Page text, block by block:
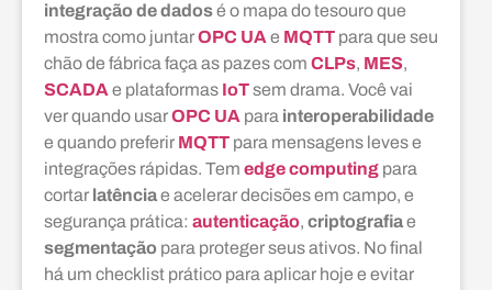
integração de dadosé o mapa do tesouro que
mostra como juntarOPC UA e MQTT para que seu
chão de fábrica faça as pazes com CLPs, MES,
SCADA e plataformas IoTsem drama. Você vai
ver quando usarOPC UA para interoperabilidade
e quando preferir MQTT para mensagens leves e
integrações rápidas. Tem edge computing para
cortar latênciae acelerar decisões em campo, e
segurança prática: autenticação, criptografiae
segmentação para proteger seus ativos. No final
há um checklist prático para aplicar hoje e evitar